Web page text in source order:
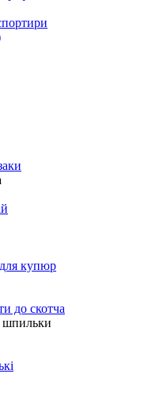
купюр
до скотча
шпильки